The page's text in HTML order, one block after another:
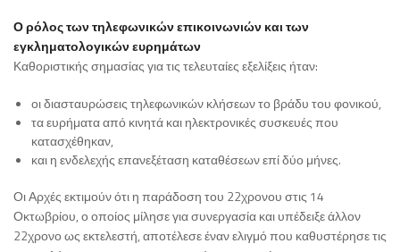
Ο ρόλος των τηλεφωνικών επικοινωνιών και των
εγκληματολογικών ευρημάτων
Καθοριστικής σημασίας για τις τελευταίες εξελίξεις ήταν:
οι διασταυρώσεις τηλεφωνικών κλήσεων το βράδυ του φονικού,
τα ευρήματα από κινητά και ηλεκτρονικές συσκευές που
κατασχέθηκαν,
και η ενδελεχής επανεξέταση καταθέσεων επί δύο μήνες.
Οι Αρχές εκτιμούν ότι η παράδοση του 22χρονου στις 14
Οκτωβρίου, ο οποίος μίλησε για συνεργασία και υπέδειξε άλλον
22χρονο ως εκτελεστή, αποτέλεσε έναν ελιγμό που καθυστέρησε τις